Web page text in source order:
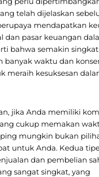
telah dijelaskan
mendapatkan
dan pasar keuangan
bahwa semakin
banyak waktu dan
meraih kesuksesan
jika Anda memiliki
cukup memakan
mungkin bukan
untuk Anda. Kedua
dan pembelian
sangat singkat, yang